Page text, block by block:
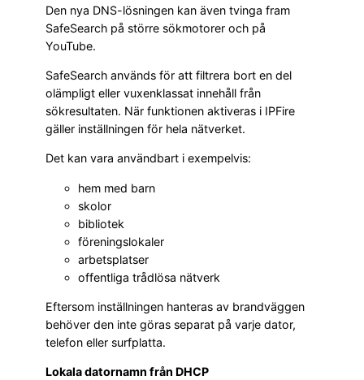
Den nya DNS-lösningen kan även tvinga fram
SafeSearch på större sökmotorer och på
YouTube.
SafeSearch används för att filtrera bort en del
olämpligt eller vuxenklassat innehåll från
sökresultaten. När funktionen aktiveras i IPFire
gäller inställningen för hela nätverket.
Det kan vara användbart i exempelvis:
hem med barn
skolor
bibliotek
föreningslokaler
arbetsplatser
offentliga trådlösa nätverk
Eftersom inställningen hanteras av brandväggen
behöver den inte göras separat på varje dator,
telefon eller surfplatta.
Lokala datornamn från DHCP